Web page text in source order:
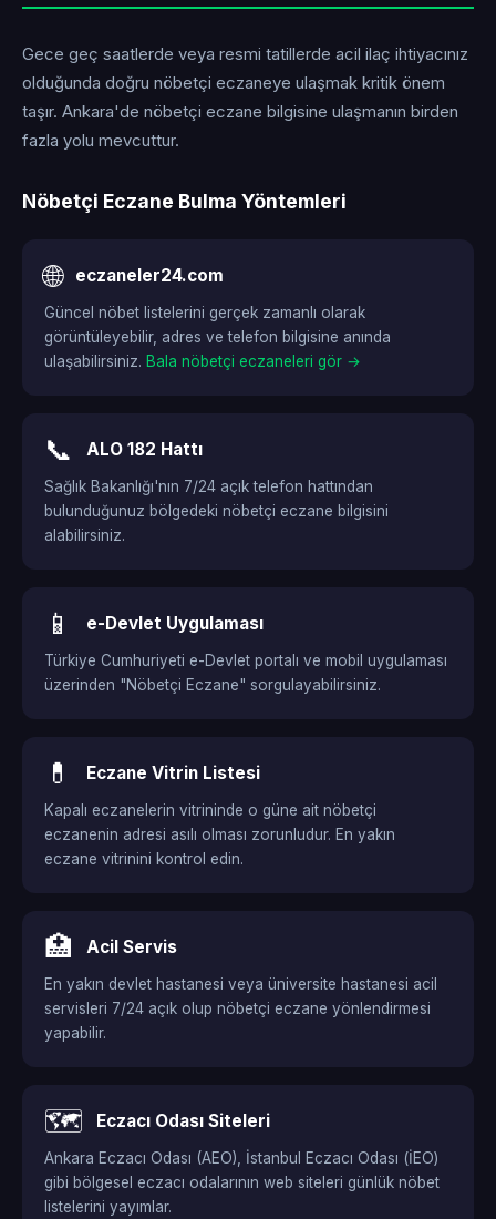
Gece geç saatlerde veya resmi tatillerde acil ilaç ihtiyacınız
olduğunda doğru nöbetçi eczaneye ulaşmak kritik önem
taşır. Ankara'de nöbetçi eczane bilgisine ulaşmanın birden
fazla yolu mevcuttur.
Nöbetçi Eczane Bulma Yöntemleri
🌐 eczaneler24.com
Güncel nöbet listelerini gerçek zamanlı olarak
görüntüleyebilir, adres ve telefon bilgisine anında
ulaşabilirsiniz. Bala nöbetçi eczaneleri gör →
📞 ALO 182 Hattı
Sağlık Bakanlığı'nın 7/24 açık telefon hattından
bulunduğunuz bölgedeki nöbetçi eczane bilgisini
alabilirsiniz.
📱 e-Devlet Uygulaması
Türkiye Cumhuriyeti e-Devlet portalı ve mobil uygulaması
üzerinden "Nöbetçi Eczane" sorgulayabilirsiniz.
💊 Eczane Vitrin Listesi
Kapalı eczanelerin vitrininde o güne ait nöbetçi
eczanenin adresi asılı olması zorunludur. En yakın
eczane vitrinini kontrol edin.
🏥 Acil Servis
En yakın devlet hastanesi veya üniversite hastanesi acil
servisleri 7/24 açık olup nöbetçi eczane yönlendirmesi
yapabilir.
🗺️ Eczacı Odası Siteleri
Ankara Eczacı Odası (AEO), İstanbul Eczacı Odası (İEO)
gibi bölgesel eczacı odalarının web siteleri günlük nöbet
listelerini yayımlar.